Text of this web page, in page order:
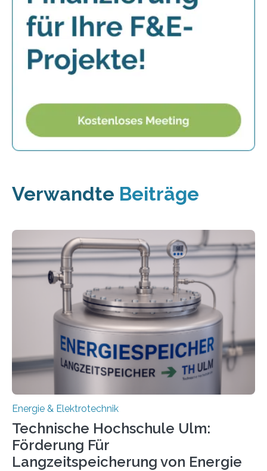
Verwandte Beiträge
Energie & Elektrotechnik
Technische Hochschule Ulm:
Förderung Für
Langzeitspeicherung von Energie